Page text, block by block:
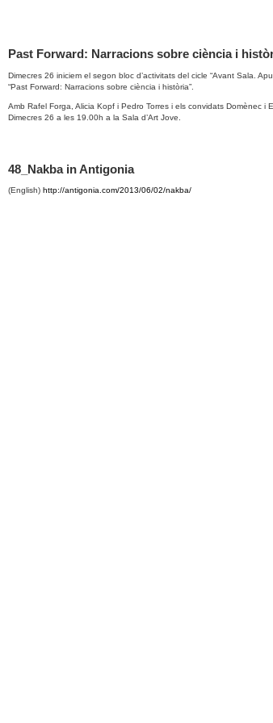
Past Forward: Narracions sobre ciència i
Dimecres 26 iniciem el segon bloc d’activitats del cicle “Avant Sala.
“Past Forward: Narracions sobre ciència i història”.
Amb Rafel Forga, Alicia Kopf i Pedro Torres i els convidats Domènec i
Dimecres 26 a les 19.00h a la Sala d’Art Jove.
48_Nakba in Antigonia
(English) http://antigonia.com/2013/06/02/nakba/